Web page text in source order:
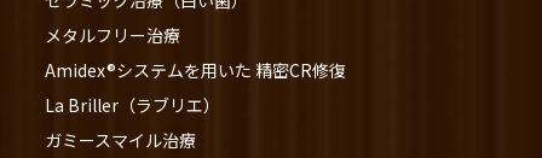
メタルフリー治療
Amidex®システムを用いた 精密CR修復
La Briller（ラブリエ）
ガミースマイル治療